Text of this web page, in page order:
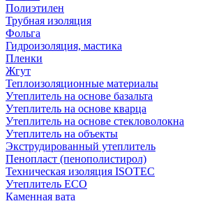
Полиэтилен
Трубная изоляция
Фольга
Гидроизоляция, мастика
Пленки
Жгут
Теплоизоляционные материалы
Утеплитель на основе базальта
Утеплитель на основе кварца
Утеплитель на основе стекловолокна
Утеплитель на объекты
Экструдированный утеплитель
Пенопласт (пенополистирол)
Техническая изоляция ISOTEC
Утеплитель ECO
Каменная вата